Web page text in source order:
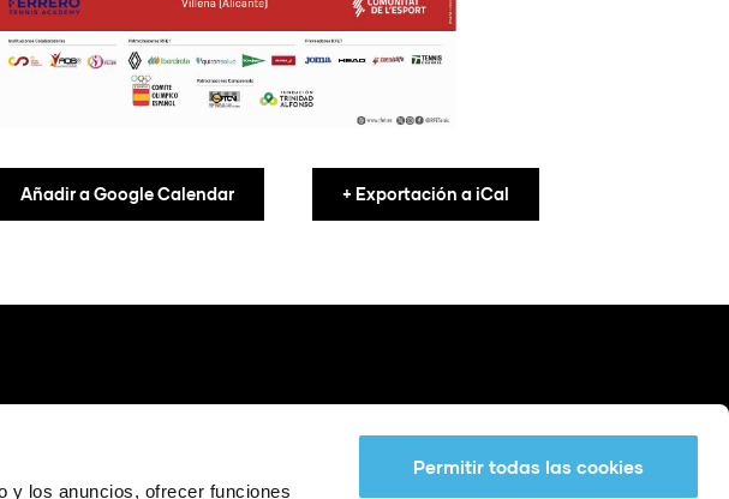
y los anuncios, ofrecer funciones
Permitir todas las cookies
Añadir a Google Calendar + Exportación a iCal